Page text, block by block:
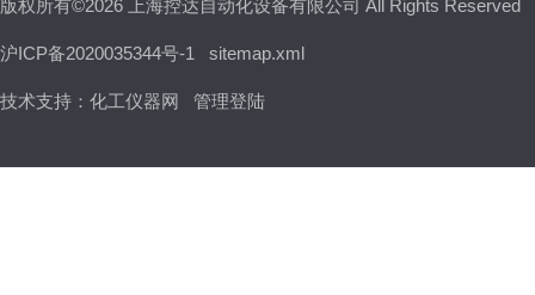
版权所有©2026 上海控达自动化设备有限公司 All Rights Reserved
沪ICP备2020035344号-1 sitemap.xml
技术支持： 化工仪器网 管理登陆